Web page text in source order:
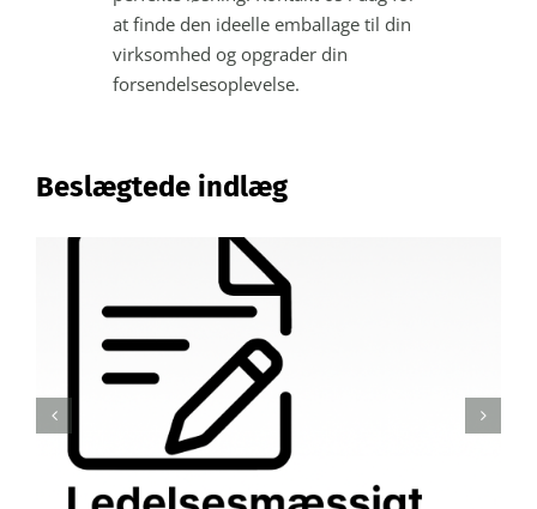
at finde den ideelle emballage til din
virksomhed og opgrader din
forsendelsesoplevelse.
Beslægtede indlæg
Ledelsesmæssigt værdisæt – KA
Emballage ApS